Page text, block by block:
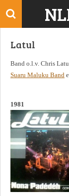
Ga
deLatul
Band o.l.v. Chris
Suaru Maluku Band
1981